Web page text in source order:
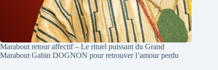
Marabout retour affectif – Le rituel puissant du Grand
Marabout Gabin DOGNON pour retrouver l’amour perdu